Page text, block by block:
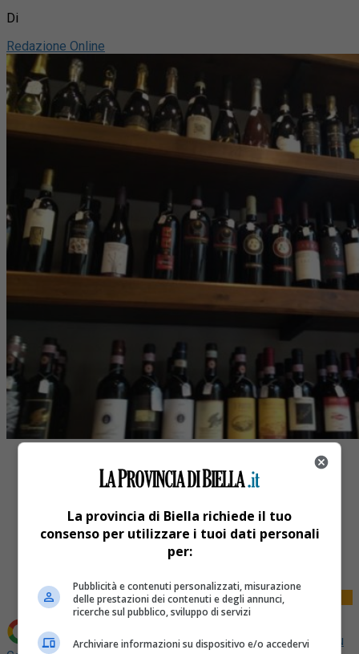
Di
Redazione Online
Share
Aggiungi La Provincia di Biella come Fonte preferita su
La provincia di Biella richiede il tuo
consenso per utilizzare i tuoi dati personali
per:
Pubblicità e contenuti personalizzati, misurazione
delle prestazioni dei contenuti e degli annunci,
ricerche sul pubblico, sviluppo di servizi
Archiviare informazioni su dispositivo e/o accedervi